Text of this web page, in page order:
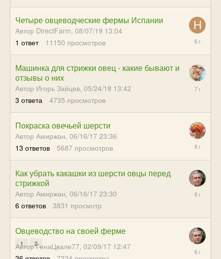
Четыре овцеводческие фермы Испании
Автор DirectFarm, 08/07/19 13:04
1 ответ 11150 просмотров
11/12/19
Машинка для стрижки овец - какие бывают и
отзывы о них
Автор Игорь Зайцев, 05/24/18 13:42
3 ответа 4735 просмотров
09/10/18
Покраска овечьей шерсти
Автор Амиржан, 06/16/17 23:36
13 ответов 5687 просмотров
11/05/17
Как убрать какашки из шерсти овцы перед
стрижкой
Автор Амиржан, 06/16/17 23:30
6 ответов 3831 просмотр
10/27/17
Овцеводство на своей ферме
1 2
Автор ГенаЦвале77, 02/09/17 12:47
10/27/17